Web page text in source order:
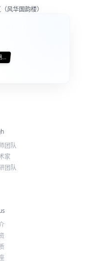
风华国韵楼）
团队
家